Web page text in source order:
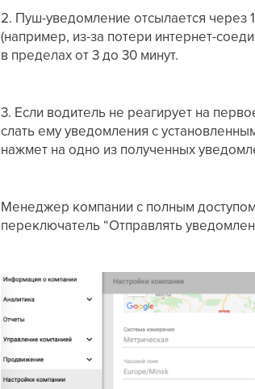
2. Пуш-уведомление отсылается через
(например, из-за потери интернет-
в пределах от 3 до 30 минут.
3. Если водитель не реагирует на
слать ему уведомления с
нажмет на одно из полученных
Менеджер компании с полным
переключатель “Отправлять